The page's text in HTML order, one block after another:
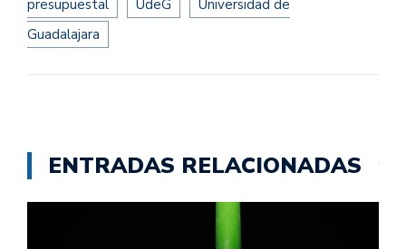
presupuestal
UdeG
Universidad de
Guadalajara
ENTRADAS RELACIONADAS